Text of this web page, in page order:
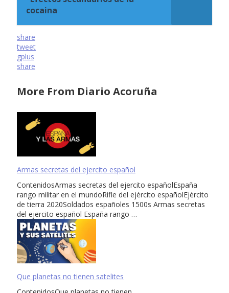
cocaina
share
tweet
gplus
share
More From Diario Acoruña
Armas secretas del ejercito español
ContenidosArmas secretas del ejercito españolEspaña
rango militar en el mundoRifle del ejército españolEjército
de tierra 2020Soldados españoles 1500s Armas secretas
del ejercito español España rango …
Que planetas no tienen satelites